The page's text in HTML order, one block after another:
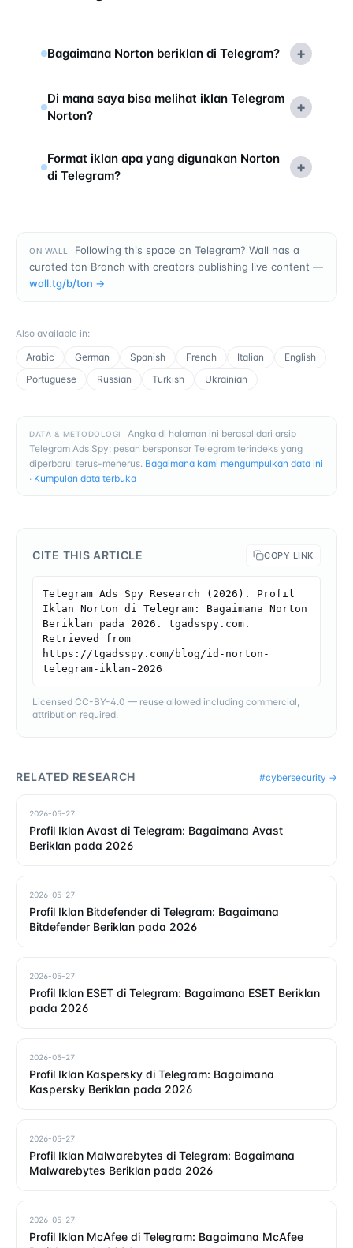
Bagaimana Norton beriklan di Telegram? +
Di mana saya bisa melihat iklan Telegram
Norton?
+
Format iklan apa yang digunakan Norton
di Telegram?
+
ON WALL
Following this space on Telegram? Wall has a
curated ton Branch with creators publishing live content —
wall.tg/b/ton →
Also available in:
Arabic
German Spanish French Italian
English
Portuguese
Russian Turkish Ukrainian
DATA & METODOLOGI
Angka di halaman ini berasal dari arsip
Telegram Ads Spy: pesan bersponsor Telegram terindeks yang
diperbarui terus-menerus. Bagaimana kami mengumpulkan data ini
· Kumpulan data terbuka
CITE THIS ARTICLE COPY LINK
Telegram Ads Spy Research (2026). Profil
Iklan Norton di Telegram: Bagaimana Norton
Beriklan pada 2026. tgadsspy.com.
Retrieved from
https://tgadsspy.com/blog/id-norton-
telegram-iklan-2026
Licensed CC-BY-4.0 — reuse allowed including commercial,
attribution required.
RELATED RESEARCH #cybersecurity →
2026-05-27
Profil Iklan Avast di Telegram: Bagaimana Avast
Beriklan pada 2026
2026-05-27
Profil Iklan Bitdefender di Telegram: Bagaimana
Bitdefender Beriklan pada 2026
2026-05-27
Profil Iklan ESET di Telegram: Bagaimana ESET Beriklan
pada 2026
2026-05-27
Profil Iklan Kaspersky di Telegram: Bagaimana
Kaspersky Beriklan pada 2026
2026-05-27
Profil Iklan Malwarebytes di Telegram: Bagaimana
Malwarebytes Beriklan pada 2026
2026-05-27
Profil Iklan McAfee di Telegram: Bagaimana McAfee